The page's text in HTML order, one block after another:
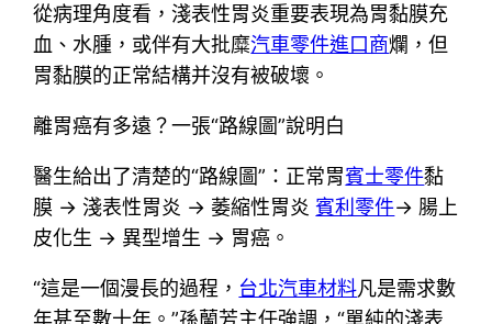
從病理角度看，淺表性胃炎重要表現為胃黏膜充
血、水腫，或伴有大批糜汽車零件進口商爛，但
胃黏膜的正常結構并沒有被破壞。
離胃癌有多遠？一張“路線圖”說明白
醫生給出了清楚的“路線圖”：正常胃賓士零件黏
膜 → 淺表性胃炎 → 萎縮性胃炎賓利零件→ 腸上
皮化生 → 異型增生 → 胃癌。
“這是一個漫長的過程， 台北汽車材料凡是需求數
年甚至數十年。”孫蘭芳主任強調，“單純的淺表